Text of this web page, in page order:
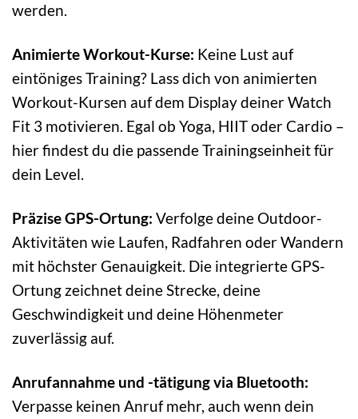
werden.
Animierte Workout-Kurse: Keine Lust auf
eintöniges Training? Lass dich von animierten
Workout-Kursen auf dem Display deiner Watch
Fit 3 motivieren. Egal ob Yoga, HIIT oder Cardio –
hier findest du die passende Trainingseinheit für
dein Level.
Präzise GPS-Ortung: Verfolge deine Outdoor-
Aktivitäten wie Laufen, Radfahren oder Wandern
mit höchster Genauigkeit. Die integrierte GPS-
Ortung zeichnet deine Strecke, deine
Geschwindigkeit und deine Höhenmeter
zuverlässig auf.
Anrufannahme und -tätigung via Bluetooth:
Verpasse keinen Anruf mehr, auch wenn dein